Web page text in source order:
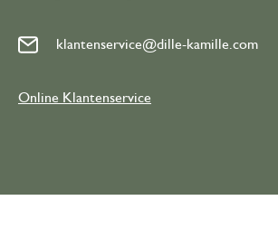
klantenservice@dille-kamille.com
Online Klantenservice